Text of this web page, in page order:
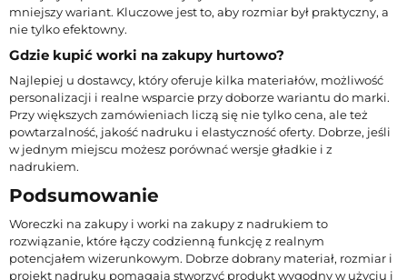
mniejszy wariant. Kluczowe jest to, aby rozmiar był praktyczny, a
nie tylko efektowny.
Gdzie kupić worki na zakupy hurtowo?
Najlepiej u dostawcy, który oferuje kilka materiałów, możliwość
personalizacji i realne wsparcie przy doborze wariantu do marki.
Przy większych zamówieniach liczą się nie tylko cena, ale też
powtarzalność, jakość nadruku i elastyczność oferty. Dobrze, jeśli
w jednym miejscu możesz porównać wersje gładkie i z
nadrukiem.
Podsumowanie
Woreczki na zakupy i worki na zakupy z nadrukiem to
rozwiązanie, które łączy codzienną funkcję z realnym
potencjałem wizerunkowym. Dobrze dobrany materiał, rozmiar i
projekt nadruku pomagają stworzyć produkt wygodny w użyciu i